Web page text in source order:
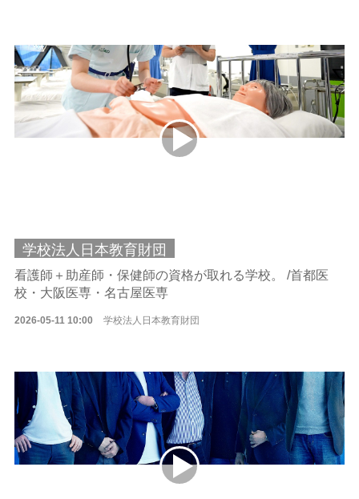
学校法人日本教育財団
看護師＋助産師・保健師の資格が取れる学校。 /首都医
校・大阪医専・名古屋医専
2026-05-11 10:00 学校法人日本教育財団